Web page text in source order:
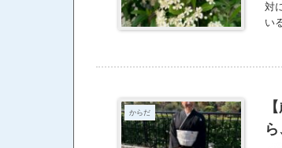
対
い
な
からだ